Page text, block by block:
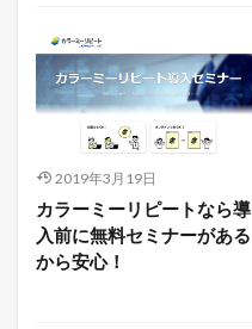
2019年3月19日
カラーミーリピートなら導
入前に無料セミナーがある
から安心！